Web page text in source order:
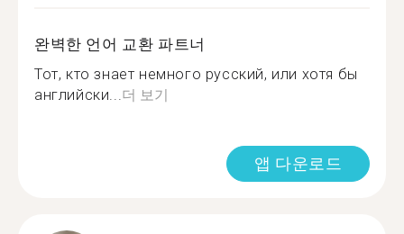
완벽한 언어 교환 파트너
Тот, кто знает немного русский, или хотя бы
английски...더 보기
앱 다운로드